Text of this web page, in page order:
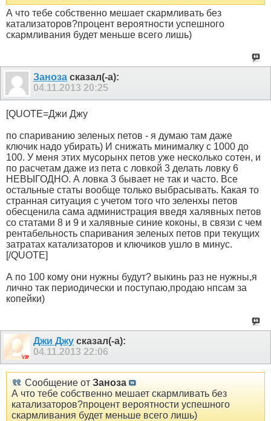
А что тебе собственно мешает скармливать без
катализаторов?процент вероятности успешного
скармливания будет меньше всего лишь)
Заноза сказал(-а):
04.11.2013 20:25
[QUOTE=Джи Джу
по спариванию зеленых петов - я думаю там даже
ключик надо убирать) И снижать минималку с 1000 до
100. У меня этих мусорынх петов уже несколько сотен, и
по расчетам даже из пета с ловкой 3 делать ловку 6
НЕВЫГОДНО. А ловка 3 бывает не так и часто. Все
остальные статы вообще только выбрасывать. Какая то
странная ситуация с учетом того что зеленхы петов
обесценила сама администрация введя халявных петов
со статами 8 и 9 и халявные синие коконы, в связи с чем
рентабельность спаривания зеленых петов при текущих
затратах катализаторов и ключиков ушло в минус.
[/QUOTE]
А по 100 кому они нужны будут? выкинь раз не нужны,я
лично так периодически и поступаю,продаю нпсам за
копейки)
Джи Джу сказал(-а):
04.11.2013 22:06
Сообщение от Заноза
А что тебе собственно мешает скармливать без
катализаторов?процент вероятности успешного
скармливания будет меньше всего лишь)